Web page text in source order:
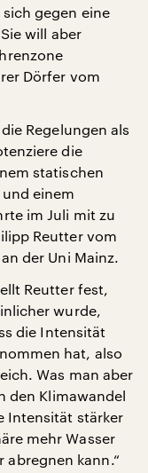
gegen eine
will aber
Dörfer vom
Regelungen als
die
statischen
einem
im Juli mit zu
Reutter vom
der Uni Mainz.
Reutter fest,
wurde,
die Intensität
hat, also
Was man aber
den Klimawandel
Intensität stärker
mehr Wasser
abregnen kann.“